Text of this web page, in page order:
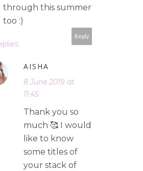
through this summer
too :)
Reply
AISHA
8 June 2019 at
11:45
Thank you so
much 🥰 I would
like to know
some titles of
your stack of